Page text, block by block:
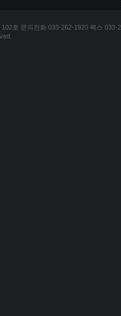
호 문의전화 033-262-1920 팩스 033-